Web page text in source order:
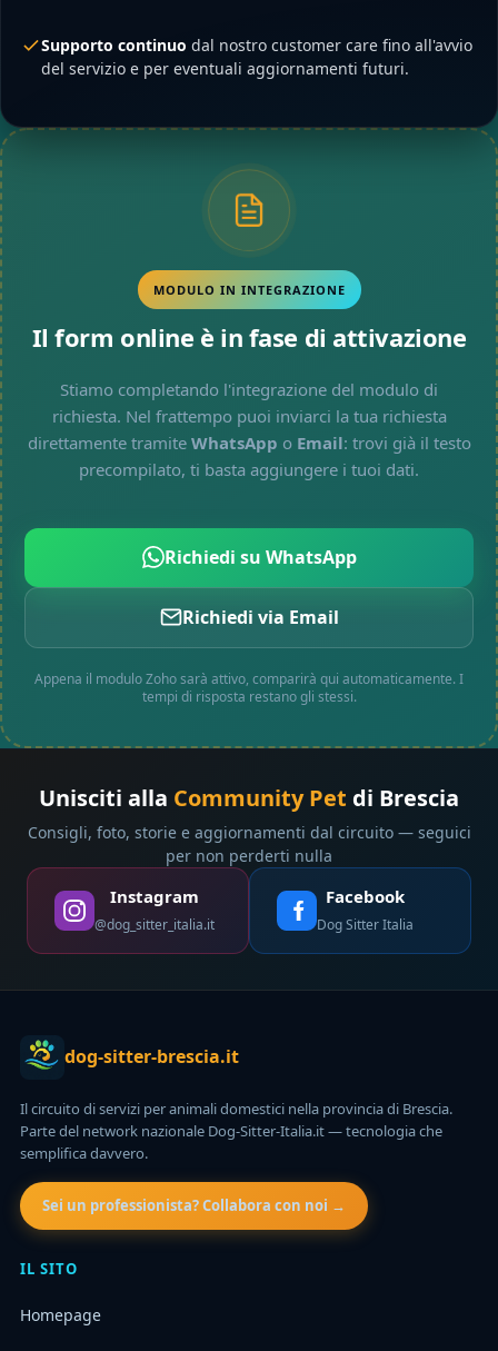
Supporto continuo dal nostro customer care fino all'avvio
del servizio e per eventuali aggiornamenti futuri.
MODULO IN INTEGRAZIONE
Il form online è in fase di attivazione
Stiamo completando l'integrazione del modulo di
richiesta. Nel frattempo puoi inviarci la tua richiesta
direttamente tramite WhatsApp o Email: trovi già il testo
precompilato, ti basta aggiungere i tuoi dati.
Richiedi su WhatsApp
Richiedi via Email
Appena il modulo Zoho sarà attivo, comparirà qui automaticamente. I
tempi di risposta restano gli stessi.
Unisciti alla Community Pet di Brescia
Consigli, foto, storie e aggiornamenti dal circuito — seguici
per non perderti nulla
Instagram
@dog_sitter_italia.it
Facebook
Dog Sitter Italia
dog-sitter-brescia.it
Il circuito di servizi per animali domestici nella provincia di Brescia.
Parte del network nazionale Dog-Sitter-Italia.it — tecnologia che
semplifica davvero.
Sei un professionista? Collabora con noi →
IL SITO
Homepage